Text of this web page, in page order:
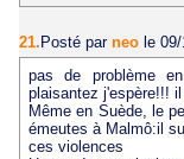
21. Posté par neo le
pas de problème
plaisantez j'espère!!!
Même en Suède, le
émeutes à Malmô:il
ces violences